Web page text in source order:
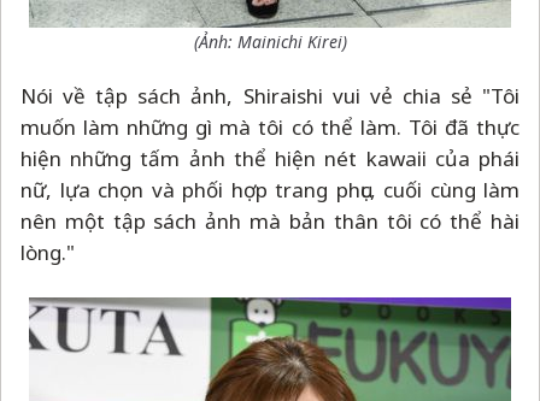
(Ảnh: Mainichi Kirei)
Nói về tập sách ảnh, Shiraishi vui vẻ chia sẻ "Tôi
muốn làm những gì mà tôi có thể làm. Tôi đã thực
hiện những tấm ảnh thể hiện nét kawaii của phái
nữ, lựa chọn và phối hợp trang phục, cuối cùng làm
nên một tập sách ảnh mà bản thân tôi có thể hài
lòng."